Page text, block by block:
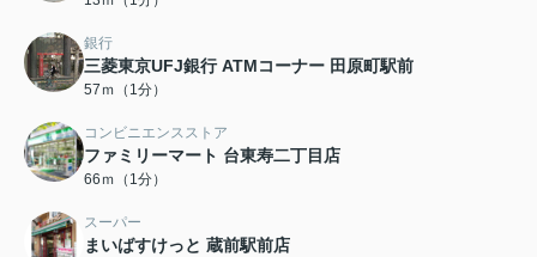
銀行
三菱東京UFJ銀行 ATMコーナー 田原町駅前
57ｍ（1分）
コンビニエンスストア
ファミリーマート 台東寿二丁目店
66ｍ（1分）
スーパー
まいばすけっと 蔵前駅前店